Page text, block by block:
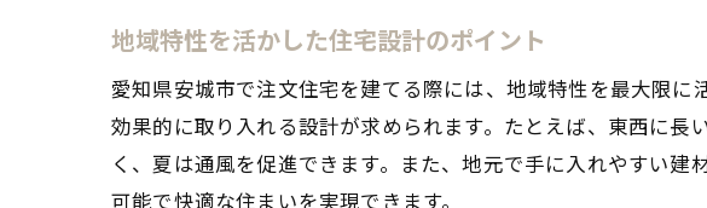
趣味を楽しむため
子供の成長に合
ペットと共に暮
スマートホーム
地域特性を活かした住宅設計のポイント
愛知県安城市で注文住宅を建てる際には、地域特性を最大限
効果的に取り入れる設計が求められます。たとえば、東西に
く、夏は通風を促進できます。また、地元で手に入れやすい
可能で快適な住まいを実現できます。